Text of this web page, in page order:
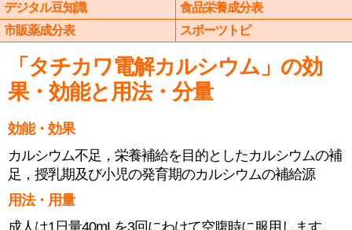
デジタル豆知識
食品栄養成分表
市販薬成分表
スポーツトピ
「タチカワ電解カルシウム」の効
果・効能と用法・分量
効能・効果
カルシウム不足，栄養補給を目的としたカルシウムの補
足，授乳期及び小児の発育期のカルシウムの補給源
用法・用量
成人は1日量40mLを3回にわけて空腹時に服用します。